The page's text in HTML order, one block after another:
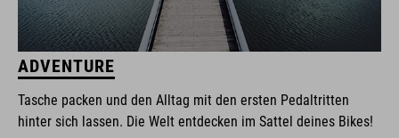
ADVENTURE
Tasche packen und den Alltag mit den ersten Pedaltritten
hinter sich lassen. Die Welt entdecken im Sattel deines Bikes!